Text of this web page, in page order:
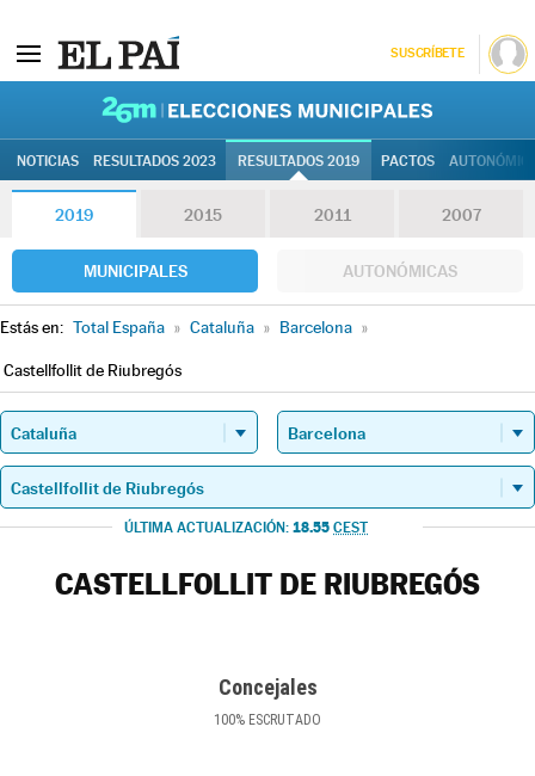
SUSCRÍBETE
NOTICIAS RESULTADOS 2023 RESULTADOS 2019 PACTOS
2019 2015 2011 2007
MUNICIPALES AUTONÓMICAS
Estás en: Total España » Cataluña » Barcelona »
Castellfollit de Riubregós
ÚLTIMA ACTUALIZACIÓN: 18.55 CEST
CASTELLFOLLIT DE RIUBREGÓS
Concejales
100% ESCRUTADO